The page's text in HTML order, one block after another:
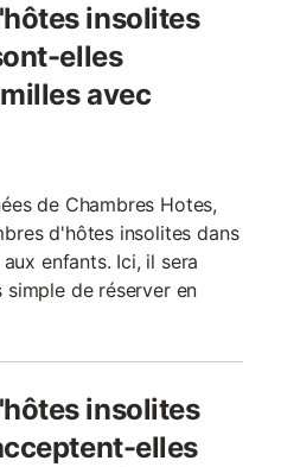
insolites
elles
avec
de Chambres Hotes,
d'hôtes insolites dans
enfants. Ici, il sera
de réserver en
insolites
elles